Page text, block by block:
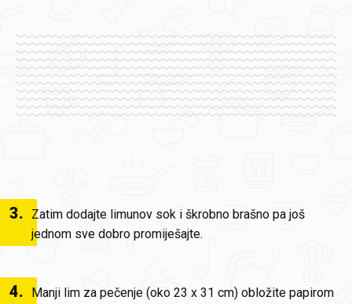
3.
Zatim dodajte limunov sok i škrobno brašno pa još
jednom sve dobro promiješajte.
4.
Manji lim za pečenje (oko 23 x 31 cm) obložite papirom